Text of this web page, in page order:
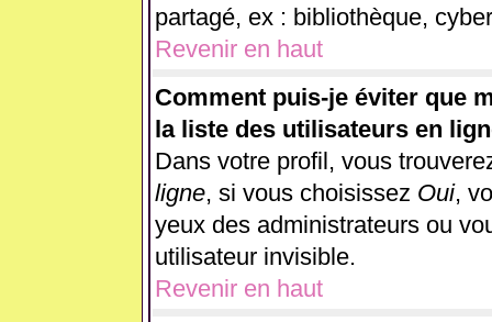
partagé, ex : bibliothèque,
Revenir en haut
Comment puis-je éviter que
la liste des utilisateurs en
Dans votre profil, vous
ligne, si vous choisissez Oui,
yeux des administrateurs ou
utilisateur invisible.
Revenir en haut